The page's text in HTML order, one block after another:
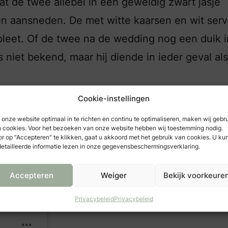
Cookie-instellingen
onze website optimaal in te richten en continu te optimaliseren, maken wij
cookies. Voor het bezoeken van onze website hebben wij toestemming nodig.
op "Accepteren" te klikken, gaat u akkoord met het gebruik van cookies. U
informatie lezen in onze gegevensbeschermingsverklaring.
Accepteren Weiger Bekijk
PrivacybeleidPrivacybeleid
aansneden. De met witte kaarsen en wit
Of de twee na de wedding nog een duik
bekend, maar hij diende in ieder geval als
dat jaar hun verloving. Ze hebben hun
ons – wel allebei de prachtige beelden op
de feestelijke ceremonie: